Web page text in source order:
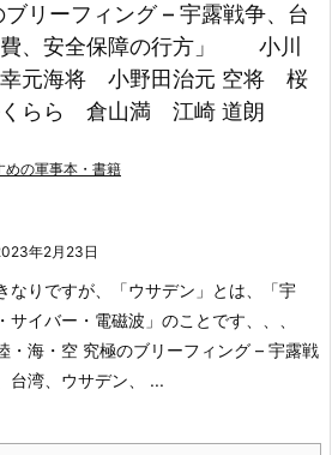
ブリーフィング – 宇露戦争、台
費、安全保障の行方」 小川
元海将 小野田治元 空将 桜
らら 倉山満 江崎 道朗
めの軍事本・書籍
年2月23日
なりですが、 「ウサデン」 とは、
「宇
サイバー・電磁波」 のことです、、、
・海・空 究極のブリーフィング – 宇露戦
台湾、ウサデン、 ...